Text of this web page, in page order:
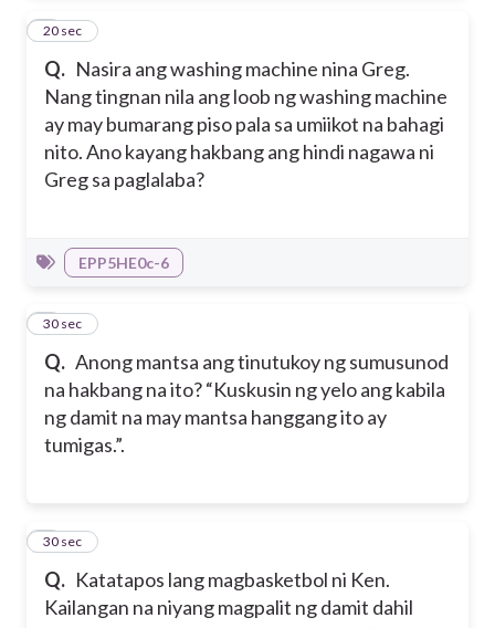
Q. Nasira ang washing machine nina Greg.
Nang tingnan nila ang loob ng washing machine
ay may bumarang piso pala sa umiikot na bahagi
nito. Ano kayang hakbang ang hindi nagawa ni
Greg sa paglalaba?
7
20 sec
EPP5HE0c-6
Q. Anong mantsa ang tinutukoy ng sumusunod
na hakbang na ito? “Kuskusin ng yelo ang kabila
ng damit na may mantsa hanggang ito ay
tumigas.”.
8
30 sec
Q. Katatapos lang magbasketbol ni Ken.
Kailangan na niyang magpalit ng damit dahil
9
30 sec